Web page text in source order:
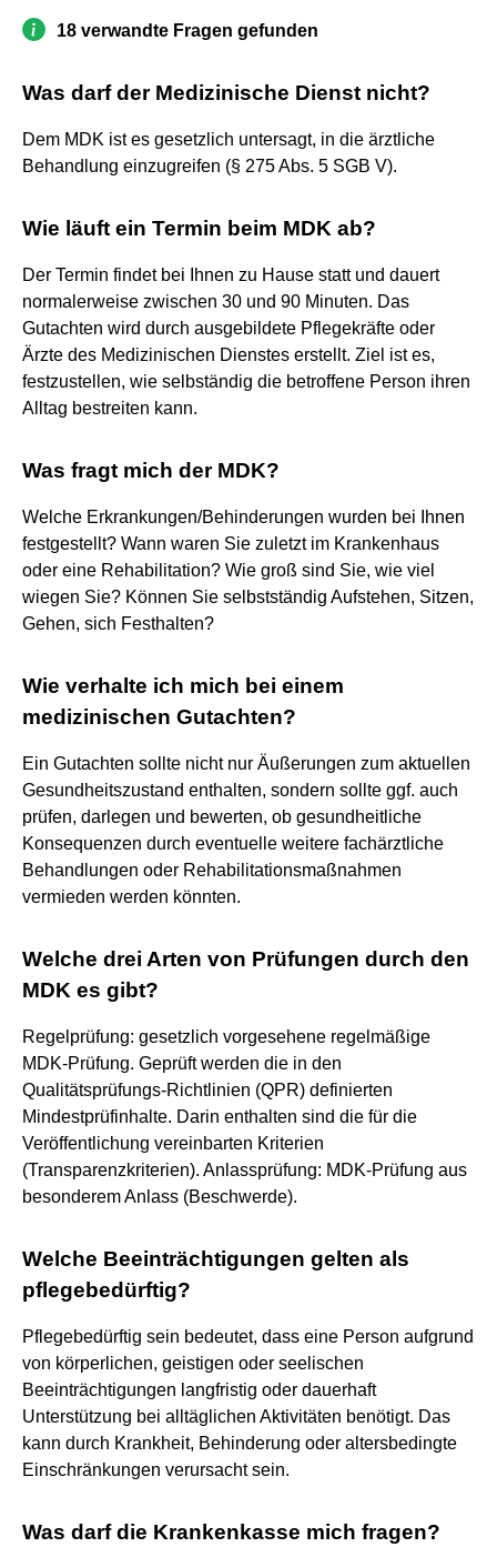
18 verwandte Fragen gefunden
Was darf der Medizinische Dienst nicht?
Dem MDK ist es gesetzlich untersagt, in die ärztliche
Behandlung einzugreifen (§ 275 Abs. 5 SGB V).
Wie läuft ein Termin beim MDK ab?
Der Termin findet bei Ihnen zu Hause statt und dauert
normalerweise zwischen 30 und 90 Minuten. Das
Gutachten wird durch ausgebildete Pflegekräfte oder
Ärzte des Medizinischen Dienstes erstellt. Ziel ist es,
festzustellen, wie selbständig die betroffene Person ihren
Alltag bestreiten kann.
Was fragt mich der MDK?
Welche Erkrankungen/Behinderungen wurden bei Ihnen
festgestellt? Wann waren Sie zuletzt im Krankenhaus
oder eine Rehabilitation? Wie groß sind Sie, wie viel
wiegen Sie? Können Sie selbstständig Aufstehen, Sitzen,
Gehen, sich Festhalten?
Wie verhalte ich mich bei einem
medizinischen Gutachten?
Ein Gutachten sollte nicht nur Äußerungen zum aktuellen
Gesundheitszustand enthalten, sondern sollte ggf. auch
prüfen, darlegen und bewerten, ob gesundheitliche
Konsequenzen durch eventuelle weitere fachärztliche
Behandlungen oder Rehabilitationsmaßnahmen
vermieden werden könnten.
Welche drei Arten von Prüfungen durch den
MDK es gibt?
Regelprüfung: gesetzlich vorgesehene regelmäßige
MDK-Prüfung. Geprüft werden die in den
Qualitätsprüfungs-Richtlinien (QPR) definierten
Mindestprüfinhalte. Darin enthalten sind die für die
Veröffentlichung vereinbarten Kriterien
(Transparenzkriterien). Anlassprüfung: MDK-Prüfung aus
besonderem Anlass (Beschwerde).
Welche Beeinträchtigungen gelten als
pflegebedürftig?
Pflegebedürftig sein bedeutet, dass eine Person aufgrund
von körperlichen, geistigen oder seelischen
Beeinträchtigungen langfristig oder dauerhaft
Unterstützung bei alltäglichen Aktivitäten benötigt. Das
kann durch Krankheit, Behinderung oder altersbedingte
Einschränkungen verursacht sein.
Was darf die Krankenkasse mich fragen?